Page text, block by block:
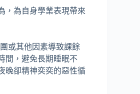
，為自身學業表現帶來
或其他因素導致課餘
間，避免長期睡眠不
晚卻精神奕奕的惡性循